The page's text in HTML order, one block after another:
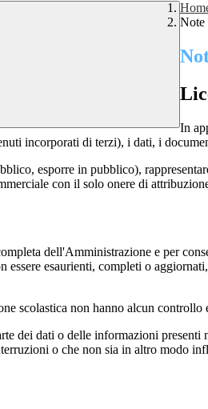
Note
In
incorporati di terzi), i dati, i
esporre in pubblico),
con il solo onere di
dell'Amministrazione e per
esaurienti, completi o
scolastica non hanno alcun controllo
dei dati o delle informazioni
o che non sia in altro modo